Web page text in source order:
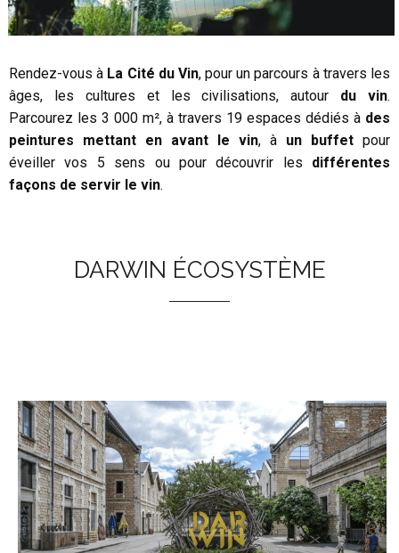
Rendez-vous à La Cité du Vin, pour un parcours à travers les
âges, les cultures et les civilisations, autour du vin.
Parcourez les 3 000 m², à travers 19 espaces dédiés à des
peintures mettant en avant le vin, à un buffet pour
éveiller vos 5 sens ou pour découvrir les différentes
façons de servir le vin.
DARWIN ÉCOSYSTÈME